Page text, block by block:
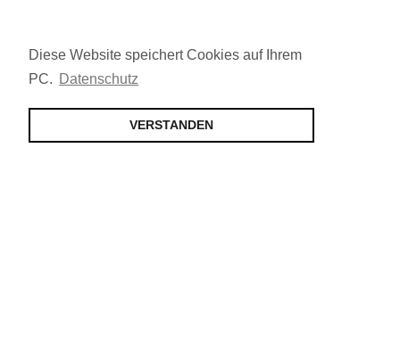
Diese Website speichert Cookies auf Ihrem
PC. Datenschutz
VERSTANDEN